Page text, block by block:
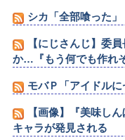
シカ「全部喰った」
【にじさんじ】委
か…『もう何でも作れ
モバＰ「アイドルに
【画像】『美味し
キャラが発見される